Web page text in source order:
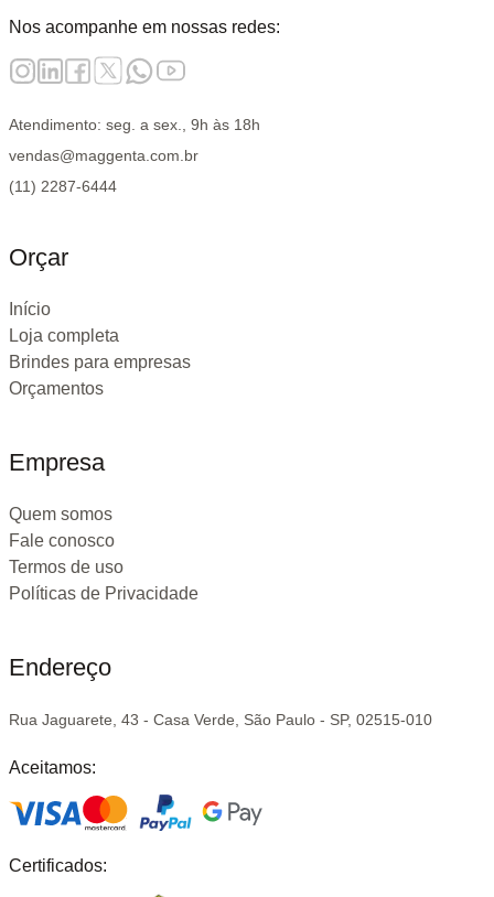
Nos acompanhe em nossas redes:
Atendimento: seg. a sex., 9h às 18h
vendas@maggenta.com.br
(11) 2287-6444
Orçar
Início
Loja completa
Brindes para empresas
Orçamentos
Empresa
Quem somos
Fale conosco
Termos de uso
Políticas de Privacidade
Endereço
Rua Jaguarete, 43 - Casa Verde, São Paulo - SP, 02515-010
Aceitamos:
Certificados: